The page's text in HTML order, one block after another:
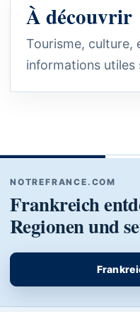
À découvrir
Tourisme, culture,
informations utiles
NOTREFRANCE.COM
Frankreich
Regionen und